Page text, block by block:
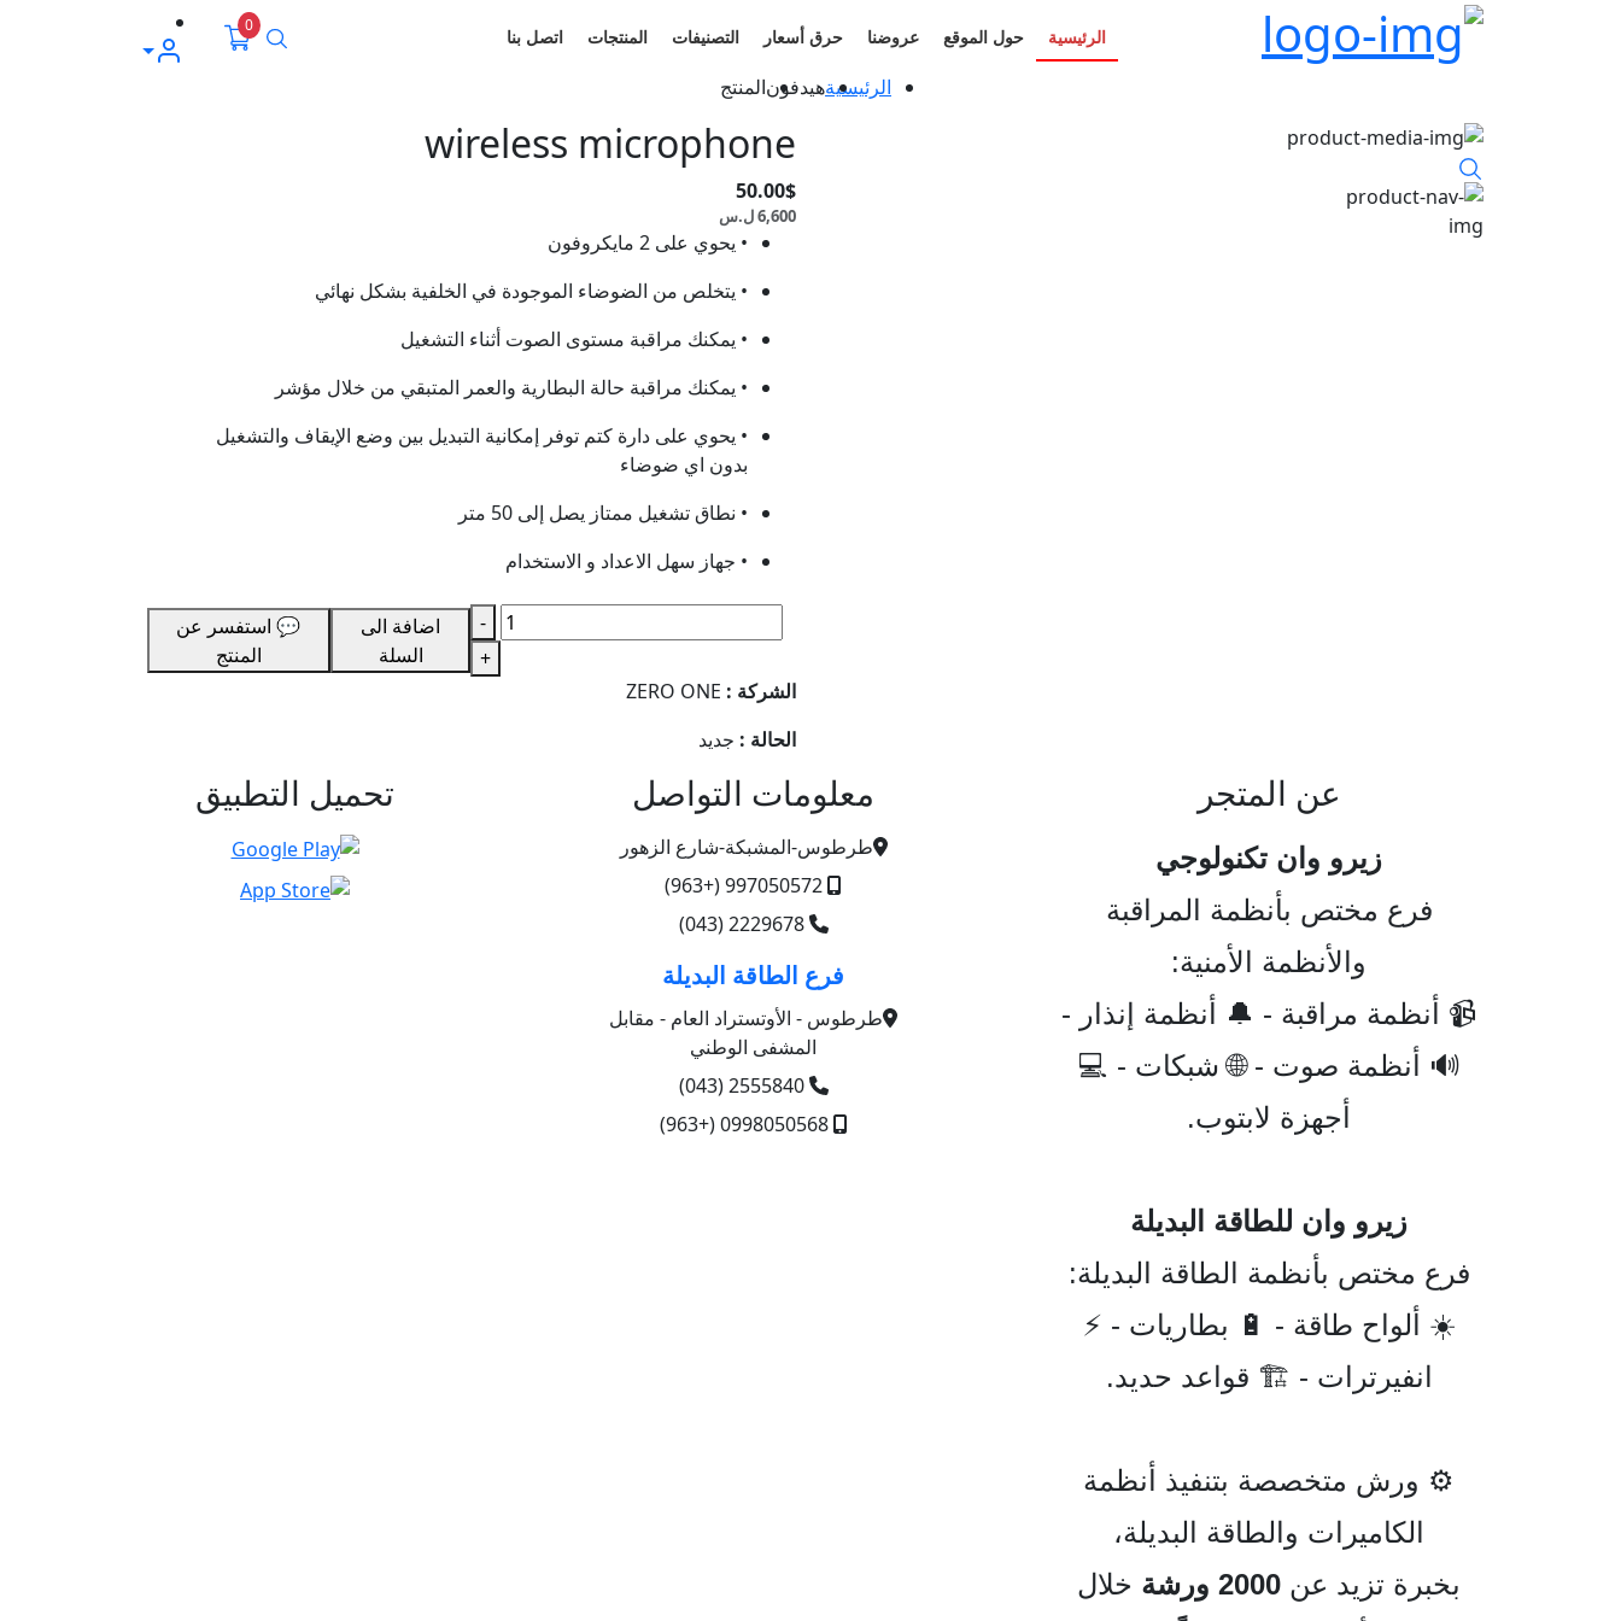
الرئيسية حول الموقع عروضنا حرق أسعار التصنيفات المنتجات اتصل بنا بحث
0
حسابي
الرئيسيةهيدفونالمنتج
wireless microphone
50.00$
6,600 ل.س
• يحوي على 2 مايكروفون
• يتخلص من الضوضاء الموجودة في الخلفية بشكل نهائي
• يمكنك مراقبة مستوى الصوت أثناء التشغيل
• يمكنك مراقبة حالة البطارية والعمر المتبقي من خلال مؤشر
• يحوي على دارة كتم توفر إمكانية التبديل بين وضع الإيقاف والتشغيل
بدون اي ضوضاء
• نطاق تشغيل ممتاز يصل إلى 50 متر
• جهاز سهل الاعداد و الاستخدام
-
+
اضافة الى
السلة
💬 استفسر عن
المنتج
الشركة : ZERO ONE
الحالة : جديد
عن المتجر
زيرو وان تكنولوجي
فرع مختص بأنظمة المراقبة
والأنظمة الأمنية:
📹 أنظمة مراقبة - 🔔 أنظمة إنذار -
🔊 أنظمة صوت - 🌐 شبكات - 💻
أجهزة لابتوب.
زيرو وان للطاقة البديلة
فرع مختص بأنظمة الطاقة البديلة:
☀️ ألواح طاقة - 🔋 بطاريات - ⚡
انفيرترات - 🏗️ قواعد حديد.
⚙️ ورش متخصصة بتنفيذ أنظمة
الكاميرات والطاقة البديلة،
بخبرة تزيد عن 2000 ورشة
خلال
معلومات التواصل
طرطوس-المشبكة-شارع الزهور
2229678 (043)
فرع الطاقة البديلة
طرطوس - الأوتستراد العام - مقابل
المشفى الوطني
2555840 (043)
0998050568 (+963)
تحميل التطبيق